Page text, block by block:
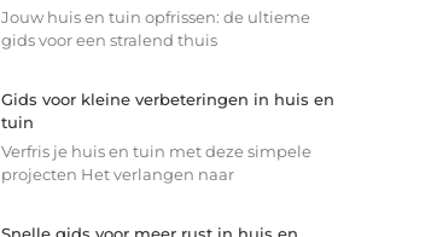
Jouw huis en tuin opfrissen: de ultieme
gids voor een stralend thuis
Gids voor kleine verbeteringen in huis en
tuin
Verfris je huis en tuin met deze simpele
projecten Het verlangen naar